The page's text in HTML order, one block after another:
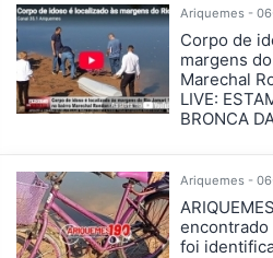
Ariquemes -
Corpo de
margens
Marechal
LIVE:
BRONCA
Ariquemes -
encontrado
foi